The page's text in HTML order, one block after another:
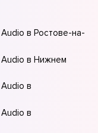
в Ростове-на-
Audio в Нижнем
в
в